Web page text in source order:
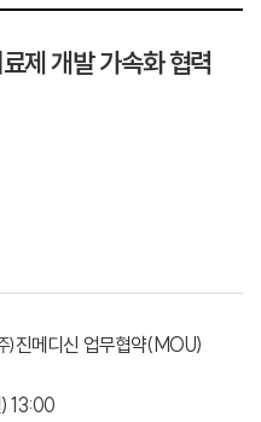
제 개발 가속화 협력
진메디신 업무협약(MOU)
13:00